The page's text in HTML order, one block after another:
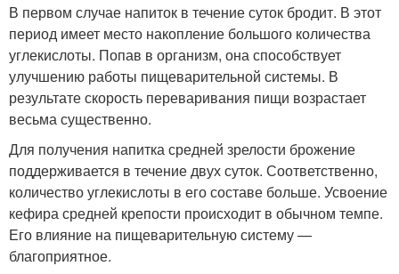
В первом случае напиток в течение суток бродит. В этот
период имеет место накопление большого количества
углекислоты. Попав в организм, она способствует
улучшению работы пищеварительной системы. В
результате скорость переваривания пищи возрастает
весьма существенно.
Для получения напитка средней зрелости брожение
поддерживается в течение двух суток. Соответственно,
количество углекислоты в его составе больше. Усвоение
кефира средней крепости происходит в обычном темпе.
Его влияние на пищеварительную систему —
благоприятное.